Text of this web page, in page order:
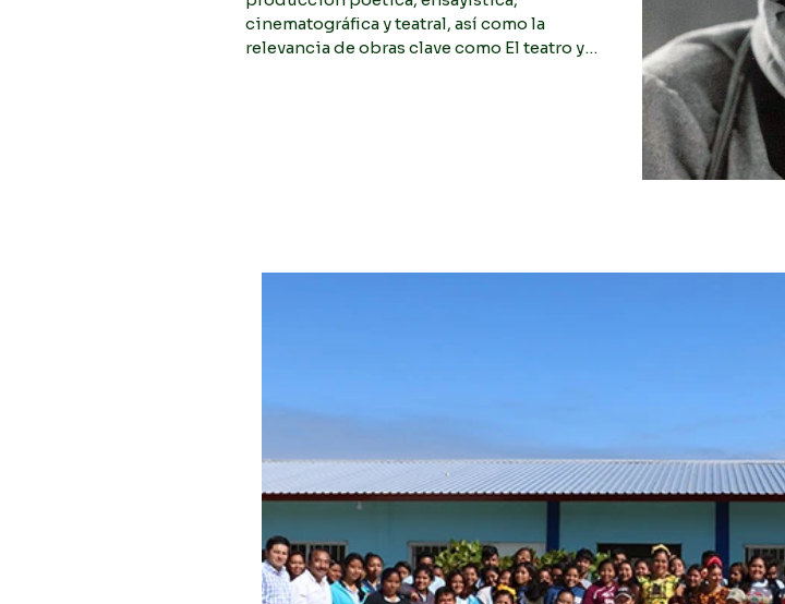
cinematográfica y teatral, así como la
relevancia de obras clave como El teatro y